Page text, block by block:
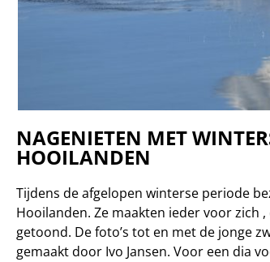
NAGENIETEN MET
HOOILANDEN
Tijdens de afgelopen winterse periode
Hooilanden. Ze maakten ieder voor zich
getoond. De foto’s tot en met de jonge
gemaakt door Ivo Jansen. Voor een dia